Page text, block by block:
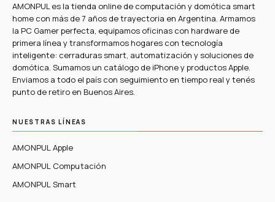
AMONPUL es la tienda online de computación y domótica smart
home con más de 7 años de trayectoria en Argentina. Armamos
la PC Gamer perfecta, equipamos oficinas con hardware de
primera línea y transformamos hogares con tecnología
inteligente: cerraduras smart, automatización y soluciones de
domótica. Sumamos un catálogo de iPhone y productos Apple.
Enviamos a todo el país con seguimiento en tiempo real y tenés
punto de retiro en Buenos Aires.
NUESTRAS LÍNEAS
AMONPUL Apple
AMONPUL Computación
AMONPUL Smart